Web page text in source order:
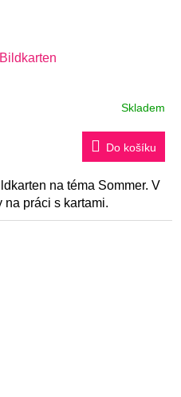
Skladem
Do košíku
na téma Sommer. V
na práci s kartami.